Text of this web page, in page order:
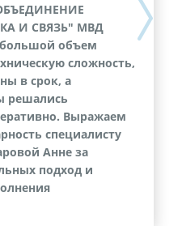
И СВЯЗЬ" МВД
объем
сложность,
в срок, а
решались
Выражаем
специалисту
Анне за
подход и
Next